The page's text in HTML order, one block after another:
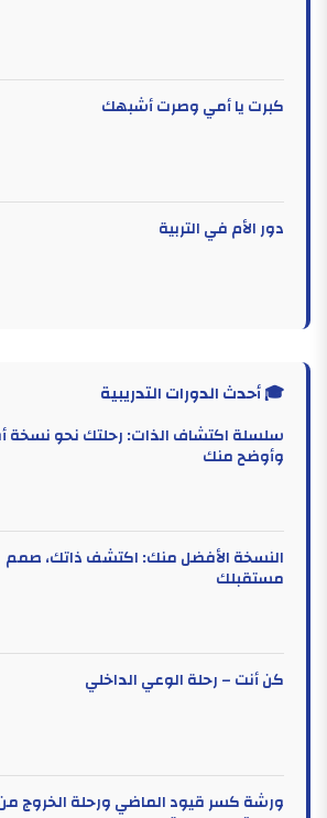
كبرت يا أمي وصرت أشبهك
دور الأم في التربية
🎓 أحدث الدورات التدريبية
سلسلة اكتشاف الذات: رحلتك نحو نسخة
وأوضح منك
النسخة الأفضل منك: اكتشف ذاتك، صمم
مستقبلك
كن أنت – رحلة الوعي الداخلي
ورشة كسر قيود الماضي ورحلة الخروج